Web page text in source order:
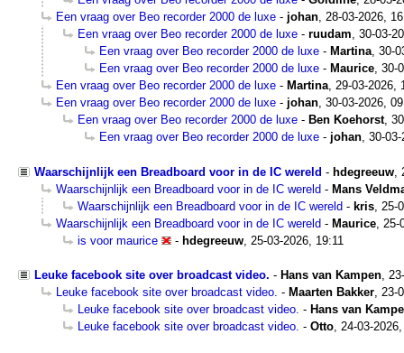
Een vraag over Beo recorder 2000 de luxe - johan 28-03-2026,
Een vraag over Beo recorder 2000 de luxe - ruudam 30-03-
Een vraag over Beo recorder 2000 de luxe - Martina 30-
Een vraag over Beo recorder 2000 de luxe - Maurice 30-
Een vraag over Beo recorder 2000 de luxe - Martina 29-03-2026,
Een vraag over Beo recorder 2000 de luxe - johan 30-03-2026,
Een vraag over Beo recorder 2000 de luxe - Ben Koehorst,
Een vraag over Beo recorder 2000 de luxe - johan 30-
Waarschijnlijk een Breadboard voor in de IC wereld - hdegreeuw
Waarschijnlijk een Breadboard voor in de IC wereld - Mans
Waarschijnlijk een Breadboard voor in de IC wereld - kris 25-
Waarschijnlijk een Breadboard voor in de IC wereld - Maurice 25-
is voor maurice
- hdegreeuw 25-03-2026, 19:11
Leuke facebook site over broadcast video. - Hans van Kampen,
Leuke facebook site over broadcast video. - Maarten Bakker, 23-
Leuke facebook site over broadcast video. - Hans van
Leuke facebook site over broadcast video. - Otto, 24-03-